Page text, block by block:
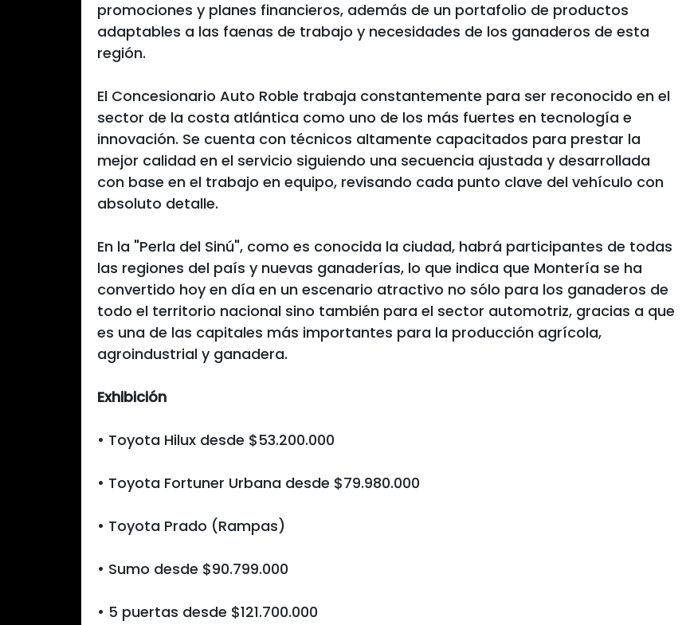
promociones y planes financieros, además de un portafolio de productos
adaptables a las faenas de trabajo y necesidades de los ganaderos de esta
región.
El Concesionario Auto Roble trabaja constantemente para ser reconocido en el
sector de la costa atlántica como uno de los más fuertes en tecnología e
innovación. Se cuenta con técnicos altamente capacitados para prestar la
mejor calidad en el servicio siguiendo una secuencia ajustada y desarrollada
con base en el trabajo en equipo, revisando cada punto clave del vehículo con
absoluto detalle.
En la "Perla del Sinú", como es conocida la ciudad, habrá participantes de todas
las regiones del país y nuevas ganaderías, lo que indica que Montería se ha
convertido hoy en día en un escenario atractivo no sólo para los ganaderos de
todo el territorio nacional sino también para el sector automotriz, gracias a que
es una de las capitales más importantes para la producción agrícola,
agroindustrial y ganadera.
Exhibición
• Toyota Hilux desde $53.200.000
• Toyota Fortuner Urbana desde $79.980.000
• Toyota Prado (Rampas)
• Sumo desde $90.799.000
• 5 puertas desde $121.700.000